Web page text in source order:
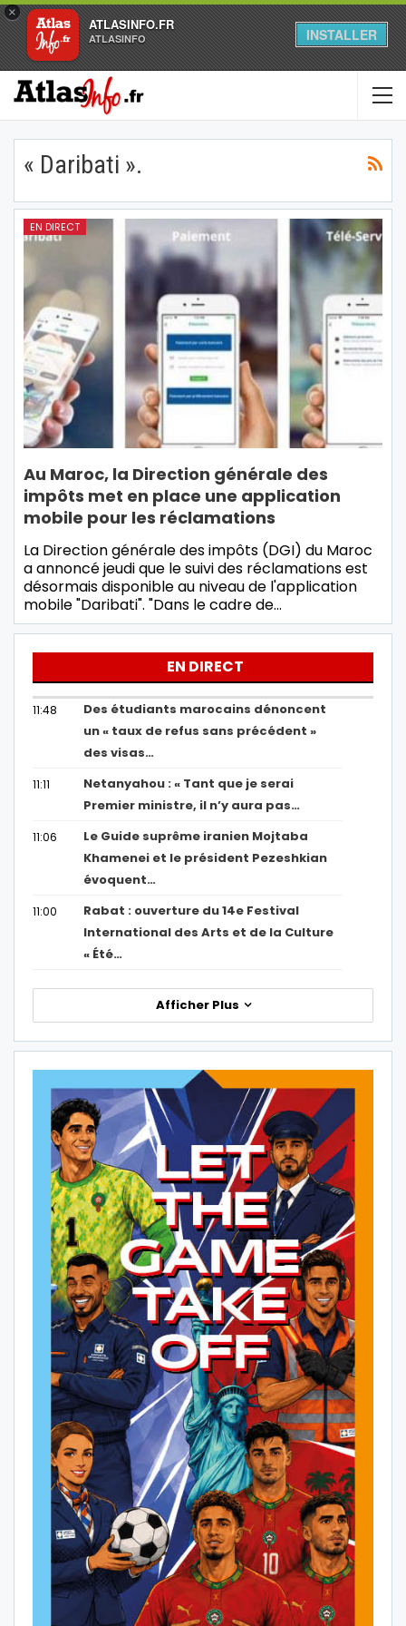
×
ATLASINFO.FR
ATLASINFO INSTALLER
« Daribati ».
EN DIRECT
Au Maroc, la Direction générale des
impôts met en place une application
mobile pour les réclamations
La Direction générale des impôts (DGI) du Maroc
a annoncé jeudi que le suivi des réclamations est
désormais disponible au niveau de l'application
mobile "Daribati". "Dans le cadre de…
EN DIRECT
11:48
Des étudiants marocains dénoncent
un « taux de refus sans précédent »
des visas…
11:11
Netanyahou : « Tant que je serai
Premier ministre, il n’y aura pas…
11:06
Le Guide suprême iranien Mojtaba
Khamenei et le président Pezeshkian
évoquent…
11:00
Rabat : ouverture du 14e Festival
International des Arts et de la Culture
« Été…
Afficher Plus